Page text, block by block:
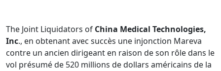
The Joint Liquidators of China Medical Technologies,
Inc., en obtenant avec succès une injonction Mareva
contre un ancien dirigeant en raison de son rôle dans le
vol présumé de 520 millions de dollars américains de la